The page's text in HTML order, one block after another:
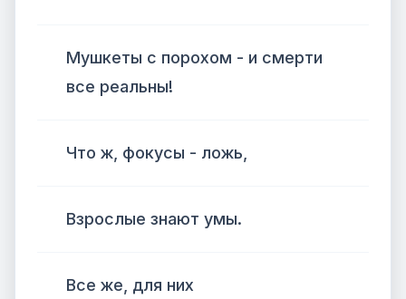
Мушкеты с порохом - и смерти
все реальны!
Что ж, фокусы - ложь,
Взрослые знают умы.
Все же, для них